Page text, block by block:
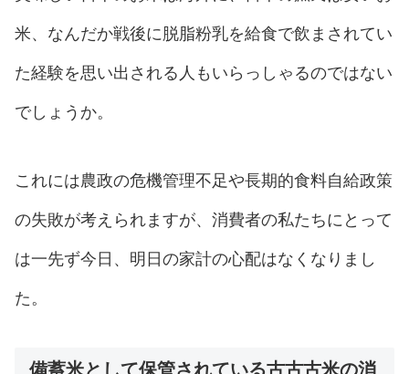
米、なんだか戦後に脱脂粉乳を給食で飲まされてい
た経験を思い出される人もいらっしゃるのではない
でしょうか。
これには農政の危機管理不足や長期的食料自給政策
の失敗が考えられますが、消費者の私たちにとって
は一先ず今日、明日の家計の心配はなくなりまし
た。
備蓄米として保管されている古古古米の消